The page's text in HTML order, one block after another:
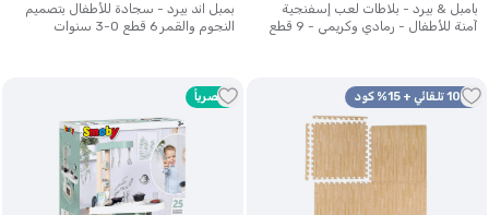
بامبل & بيرد - بلاطات لعب إسفنجية
آمنة للأطفال - رمادي وكريمي - 9 قطع
بمبل اند بيرد - سجادة للأطفال بتصميم
النجوم والقمر 6 قطع 0-3 سنوات
10% تلقائي + 15% كود حصرياً